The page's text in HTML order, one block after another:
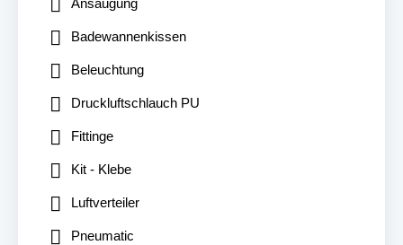
Ansaugung
Badewannenkissen
Beleuchtung
Druckluftschlauch PU
Fittinge
Kit - Klebe
Luftverteiler
Pneumatic